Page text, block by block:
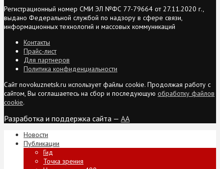
Регистрационный номер СМИ ЭЛ №ФС 77-79664 от 27.11.2020 г.,
выдано Федеральной службой по надзору в сфере связи,
информационных технологий и массовых коммуникаций
Контакты
Прайс-лист
Для партнеров
Политика конфиденциальности
Сайт novokuznetsk.ru использует файлы cookie. Продолжая работу с
сайтом, Вы соглашаетесь на сбор и последующую обработку файлов
cookie.
Разработка и поддержка сайта — AA
Новости
Публикации
Гид
Точка зрения